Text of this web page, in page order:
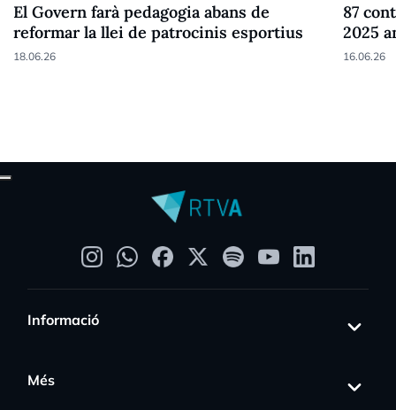
El Govern farà pedagogia abans de
reformar la llei de patrocinis esportius
18.06.26
87
2025
16.06.26
Informació
Més